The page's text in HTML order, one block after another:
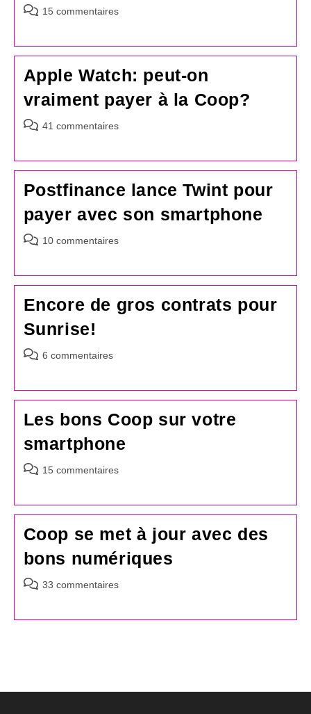
Commentaires
publication :
15 commentaires
Apple Watch: peut-on
vraiment payer à la Coop?
Commentaires
publication :
41 commentaires
Postfinance lance Twint pour
payer avec son smartphone
Commentaires
publication :
10 commentaires
Encore de gros contrats pour
Sunrise!
Commentaires
publication :
6 commentaires
Les bons Coop sur votre
smartphone
Commentaires
publication :
15 commentaires
Coop se met à jour avec des
bons numériques
Commentaires
33 commentaires